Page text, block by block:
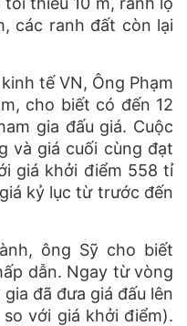
các ranh đất còn lại
tế VN, Ông Phạm
cho biết có đến 12
gia đấu giá. Cuộc
và giá cuối cùng đạt
giá khởi điểm 558 tỉ
kỷ lục từ trước đến
ông Sỹ cho biết
dẫn. Ngay từ vòng
đã đưa giá đấu lên
với giá khởi điểm).